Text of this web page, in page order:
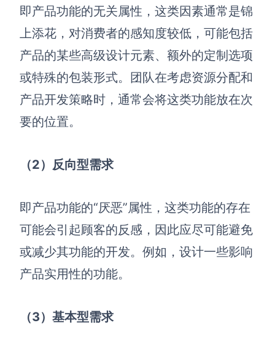
即产品功能的无关属性，这类因素通常是锦
上添花，对消费者的感知度较低，可能包括
产品的某些高级设计元素、额外的定制选项
或特殊的包装形式。团队在考虑资源分配和
产品开发策略时，通常会将这类功能放在次
要的位置。
（2）反向型需求
即产品功能的“厌恶”属性，这类功能的存在
可能会引起顾客的反感，因此应尽可能避免
或减少其功能的开发。例如，设计一些影响
产品实用性的功能。
（3）基本型需求